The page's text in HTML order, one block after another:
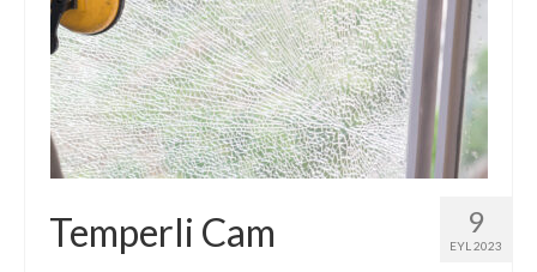
9
EYL 2023
Temperli Cam